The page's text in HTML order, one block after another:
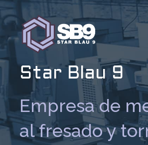
contenido
Star Blau 9
Empresa de
al fresado y